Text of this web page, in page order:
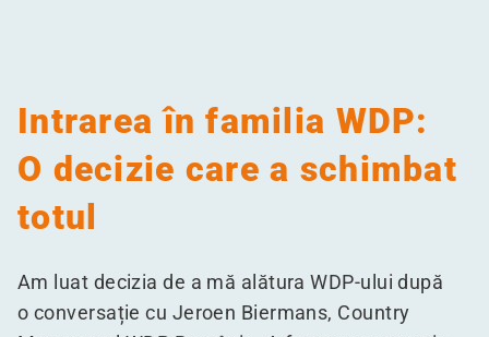
Intrarea în familia WDP:
O decizie care a schimbat
totul
Am luat decizia de a mă alătura WDP-ului după
o conversație cu Jeroen Biermans, Country